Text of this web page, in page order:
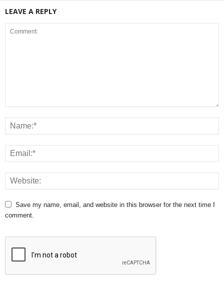
LEAVE A REPLY
Save my name, email, and website in this browser for the next time I
comment.